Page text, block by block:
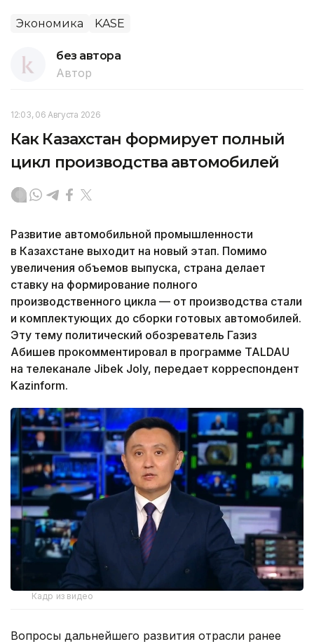
Экономика KASE
без автора
Автор
12:03, 06 Августа 2026
Как Казахстан формирует полный
цикл производства автомобилей
Развитие автомобильной промышленности
в Казахстане выходит на новый этап. Помимо
увеличения объемов выпуска, страна делает
ставку на формирование полного
производственного цикла — от производства стали
и комплектующих до сборки готовых автомобилей.
Эту тему политический обозреватель Газиз
Абишев прокомментировал в программе TALDAU
на телеканале Jibek Joly, передает корреспондент
Kazinform.
Кадр из видео
Вопросы дальнейшего развития отрасли ранее